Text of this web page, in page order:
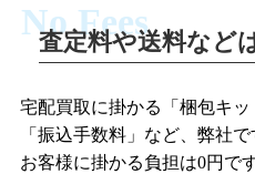
No Fees
査定料や送料など
宅配買取に掛かる「梱包キッ
「振込手数料」など、弊社
お客様に掛かる負担は0円で